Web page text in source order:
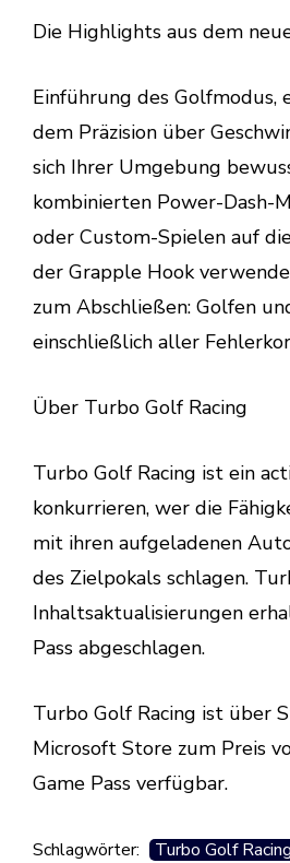
Die Highlights aus dem
Einführung des
dem Präzision über
sich Ihrer Umgebung
kombinierten Power-Dash-
oder Custom-Spielen auf
der Grapple Hook
zum Abschließen: Golfen
einschließlich aller
Über Turbo Golf Racing
Turbo Golf Racing ist ein
konkurrieren, wer die
mit ihren aufgeladenen
des Zielpokals schlagen.
Inhaltsaktualisierungen
Pass abgeschlagen.
Turbo Golf Racing ist über
Microsoft Store zum Preis
Game Pass verfügbar.
Schlagwörter: Turbo Golf Racing